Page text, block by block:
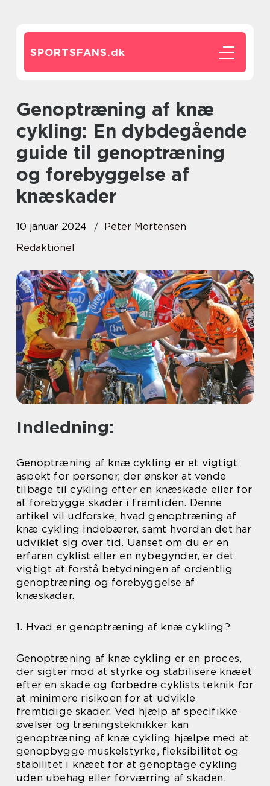
SPORTSFANS.dk
Genoptræning af knæ
cykling: En dybdegående
guide til genoptræning
og forebyggelse af
knæskader
10 januar 2024
Peter Mortensen
Redaktionel
Indledning:
Genoptræning af knæ cykling er et vigtigt
aspekt for personer, der ønsker at vende
tilbage til cykling efter en knæskade eller for
at forebygge skader i fremtiden. Denne
artikel vil udforske, hvad genoptræning af
knæ cykling indebærer, samt hvordan det har
udviklet sig over tid. Uanset om du er en
erfaren cyklist eller en nybegynder, er det
vigtigt at forstå betydningen af ordentlig
genoptræning og forebyggelse af
knæskader.
1. Hvad er genoptræning af knæ cykling?
Genoptræning af knæ cykling er en proces,
der sigter mod at styrke og stabilisere knæet
efter en skade og forbedre cyklists teknik for
at minimere risikoen for at udvikle
fremtidige skader. Ved hjælp af specifikke
øvelser og træningsteknikker kan
genoptræning af knæ cykling hjælpe med at
genopbygge muskelstyrke, fleksibilitet og
stabilitet i knæet for at genoptage cykling
uden ubehag eller forværring af skaden.